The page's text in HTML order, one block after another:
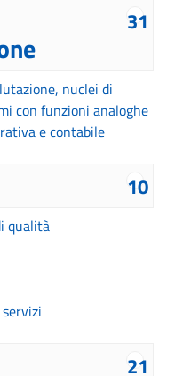
31
nuclei di
con funzioni analoghe
e contabile
10
qualità
21